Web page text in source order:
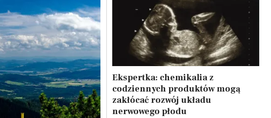
Ekspertka: chemikalia z
codziennych produktów mogą
zakłócać rozwój układu
nerwowego płodu